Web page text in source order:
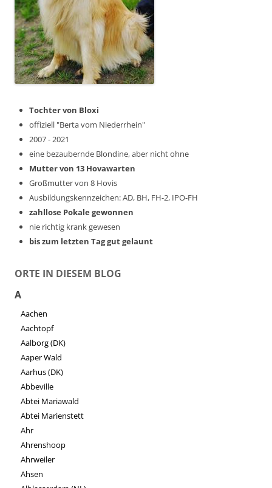
Tochter von Bloxi
offiziell "Berta vom Niederrhein"
2007 - 2021
eine bezaubernde Blondine, aber nicht ohne
Mutter von 13 Hovawarten
Großmutter von 8 Hovis
Ausbildungskennzeichen: AD, BH, FH-2, IPO-FH
zahllose Pokale gewonnen
nie richtig krank gewesen
bis zum letzten Tag gut gelaunt
ORTE IN DIESEM BLOG
A
Aachen
Aachtopf
Aalborg (DK)
Aaper Wald
Aarhus (DK)
Abbeville
Abtei Mariawald
Abtei Marienstett
Ahr
Ahrenshoop
Ahrweiler
Ahsen